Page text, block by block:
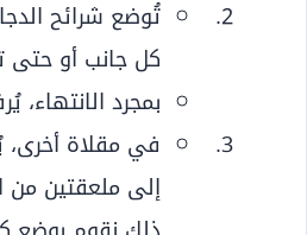
كل جانب أو حتى
بمجرد
في مقلاة
إلى ملعقتين من